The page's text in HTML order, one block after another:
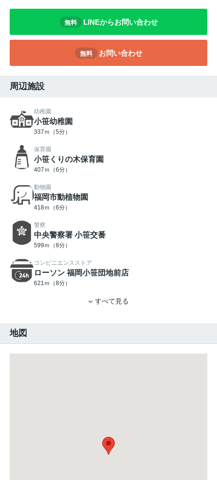
無料 LINEからお問い合わせ
無料 お問い合わせ
周辺施設
幼稚園
小笹幼稚園
337ｍ（5分）
保育園
小笹くりの木保育園
407ｍ（6分）
動物園
福岡市動植物園
418ｍ（6分）
警察
中央警察署 小笹交番
599ｍ（8分）
コンビニエンスストア
ローソン 福岡小笹団地前店
621ｍ（8分）
すべて見る
地図